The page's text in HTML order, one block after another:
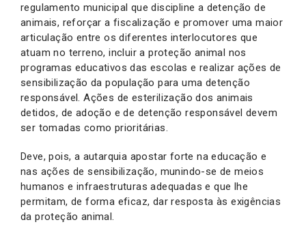
regulamento municipal que discipline a detenção de
animais, reforçar a fiscalização e promover uma maior
articulação entre os diferentes interlocutores que
atuam no terreno, incluir a proteção animal nos
programas educativos das escolas e realizar ações de
sensibilização da população para uma detenção
responsável. Ações de esterilização dos animais
detidos, de adoção e de detenção responsável devem
ser tomadas como prioritárias.
Deve, pois, a autarquia apostar forte na educação e
nas ações de sensibilização, munindo-se de meios
humanos e infraestruturas adequadas e que lhe
permitam, de forma eficaz, dar resposta às exigências
da proteção animal.